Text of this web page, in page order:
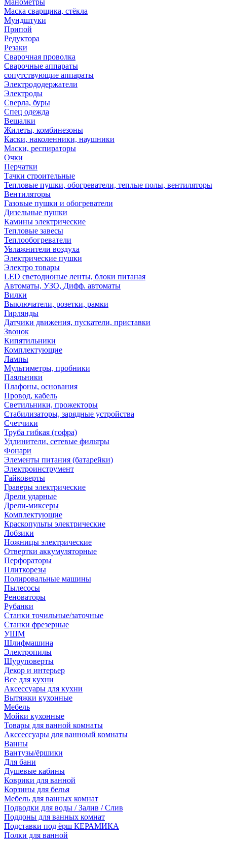
Манометры
Маска сварщика, стёкла
Мундштуки
Припой
Редуктора
Резаки
Сварочная проволка
Сварочные аппараты
сопутствующие аппараты
Электрододержатели
Электроды
Сверла, буры
Спец одежда
Вешалки
Жилеты, комбинезоны
Каски, наколенники, наушники
Маски, респираторы
Очки
Перчатки
Тачки строительные
Тепловые пушки, обогреватели, теплые полы, вентиляторы
Вентиляторы
Газовые пушки и обогреватели
Дизельные пушки
Камины электрические
Тепловые завесы
Теплообогреватели
Увлажнители воздуха
Электрические пушки
Электро товары
LED светодионые ленты, блоки питаная
Автоматы, УЗО, Дифф. автоматы
Вилки
Выключатели, розетки, рамки
Гирлянды
Датчики движения, пускатели, приставки
Звонок
Кипятильники
Комплектующие
Лампы
Мультиметры, пробники
Паяльники
Плафоны, основания
Провод, кабель
Светильники, прожекторы
Стабилизаторы, зарядные устройства
Счетчики
Труба гибкая (гофра)
Удлинители, сетевые фильтры
Фонари
Элементы питания (батарейки)
Электроинструмент
Гайковерты
Граверы электрические
Дрели ударные
Дрели-миксеры
Комплектующие
Краскопульты электрические
Лобзики
Ножницы электрические
Отвертки аккумуляторные
Перфораторы
Плиткорезы
Полировальные машины
Пылесосы
Реноваторы
Рубанки
Станки точильные/заточные
Станки фрезерные
УШМ
Шлифмашина
Электропилы
Шуруповерты
Декор и интерьер
Все для кухни
Аксессуары для кухни
Вытяжки кухонные
Мебель
Мойки кухонные
Товары для ванной комнаты
Акссессуары для ванноый комнаты
Ванны
Вантузы/ёршики
Для бани
Душевые кабины
Коврики для ванной
Корзины для белья
Мебель для ванных комнат
Подводки для воды / Залив / Слив
Поддоны для ванных комнат
Подставки под ёрш КЕРАМИКА
Полки для ванной